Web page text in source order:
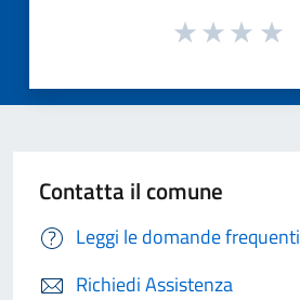
Contatta il comune
Leggi le domande frequenti
Richiedi Assistenza